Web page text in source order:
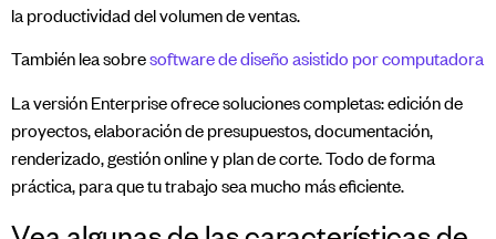
la productividad del volumen de ventas.
También lea sobresoftware de diseño asistido por computadora
La versión Enterprise ofrece soluciones completas: edición de
proyectos, elaboración de presupuestos, documentación,
renderizado, gestión online y plan de corte. Todo de forma
práctica, para que tu trabajo sea mucho más eficiente.